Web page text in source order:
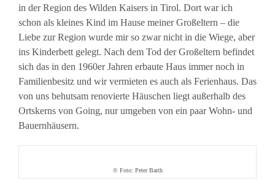
in der Region des Wilden Kaisers in Tirol. Dort war ich
schon als kleines Kind im Hause meiner Großeltern – die
Liebe zur Region wurde mir so zwar nicht in die Wiege, aber
ins Kinderbett gelegt. Nach dem Tod der Großeltern befindet
sich das in den 1960er Jahren erbaute Haus immer noch in
Familienbesitz und wir vermieten es auch als Ferienhaus. Das
von uns behutsam renovierte Häuschen liegt außerhalb des
Ortskerns von Going, nur umgeben von ein paar Wohn- und
Bauernhäusern.
© Foto: Peter Barth